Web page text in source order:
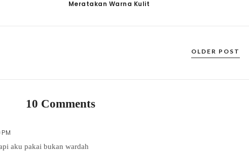
Meratakan Warna Kulit
OLDER POST
10 Comments
aku pakai bukan wardah